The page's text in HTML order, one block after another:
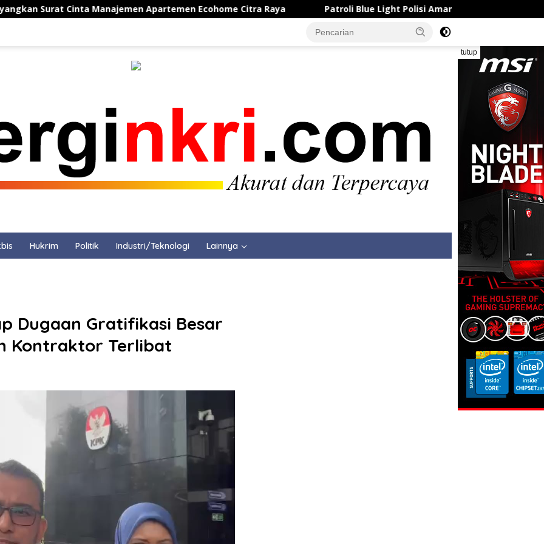
Manajemen Apartemen Ecohome Citra Raya Patroli Blue Light Polisi Amankan Pelaku Curanmor di Talaga
tutup
Hukrim Politik Industri/Teknologi Lainnya
Dugaan Gratifikasi Besar
Kontraktor Terlibat